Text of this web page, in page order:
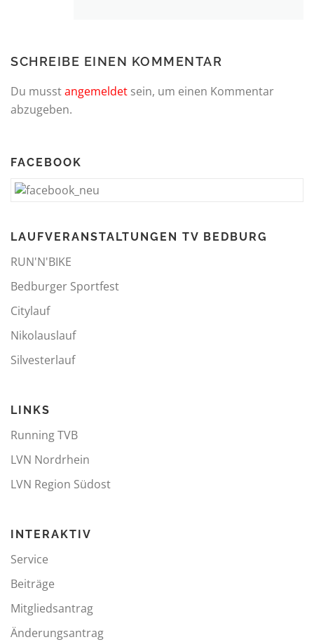
SCHREIBE EINEN KOMMENTAR
Du musstangemeldet sein, um einen Kommentar
abzugeben.
FACEBOOK
LAUFVERANSTALTUNGEN TV BEDBURG
RUN'N'BIKE
Bedburger Sportfest
Citylauf
Nikolauslauf
Silvesterlauf
LINKS
Running TVB
LVN Nordrhein
LVN Region Südost
INTERAKTIV
Service
Beiträge
Mitgliedsantrag
Änderungsantrag